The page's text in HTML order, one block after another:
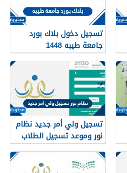
تسجيل دخول بلاك بورد
جامعة طيبه 1448
تسجيل ولي أمر جديد نظام
نور وموعد تسجيل الطلاب
في نظام نور 1448